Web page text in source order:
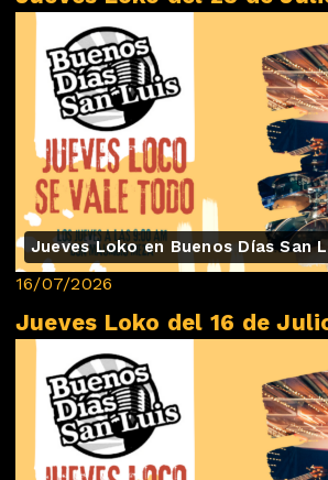
Jueves Loko en Buenos Días San
16/07/2026
Jueves Loko del 16 de